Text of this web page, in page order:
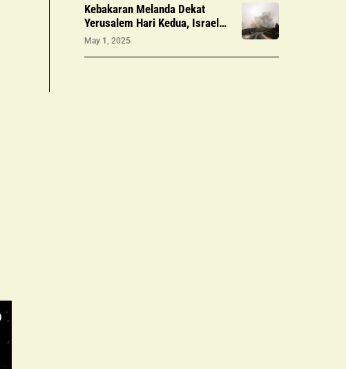
Kebakaran Melanda Dekat
Yerusalem Hari Kedua, Israel
Tangkap Tersangka
May 1, 2025